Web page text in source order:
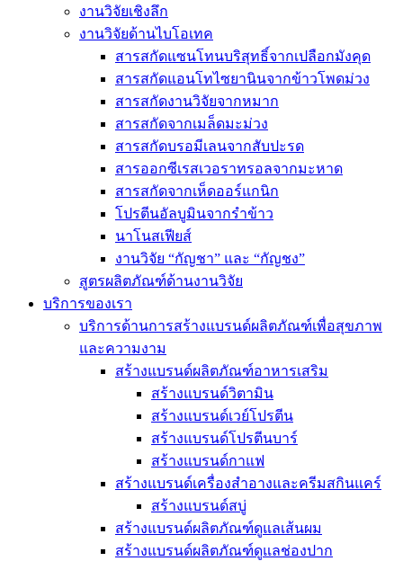
งานวิจัยเชิงลึก
งานวิจัยด้านไบโอเทค
สารสกัดแซนโทนบริสุทธิ์จากเปลือกมังคุด
สารสกัดแอนโทไซยานินจากข้าวโพดม่วง
สารสกัดงานวิจัยจากหมาก
สารสกัดจากเมล็ดมะม่วง
สารสกัดบรอมีเลนจากสับปะรด
สารออกซีเรสเวอราทรอลจากมะหาด
สารสกัดจากเห็ดออร์แกนิก
โปรตีนอัลบูมินจากรำข้าว
นาโนสเฟียส์
งานวิจัย “กัญชา” และ “กัญชง”
สูตรผลิตภัณฑ์ด้านงานวิจัย
บริการของเรา
บริการด้านการสร้างแบรนด์ผลิตภัณฑ์เพื่อสุขภาพ
และความงาม
สร้างแบรนด์ผลิตภัณฑ์อาหารเสริม
สร้างแบรนด์วิตามิน
สร้างแบรนด์เวย์โปรตีน
สร้างแบรนด์โปรตีนบาร์
สร้างแบรนด์กาแฟ
สร้างแบรนด์เครื่องสำอางและครีมสกินแคร์
สร้างแบรนด์สบู่
สร้างแบรนด์ผลิตภัณฑ์ดูแลเส้นผม
สร้างแบรนด์ผลิตภัณฑ์ดูแลช่องปาก